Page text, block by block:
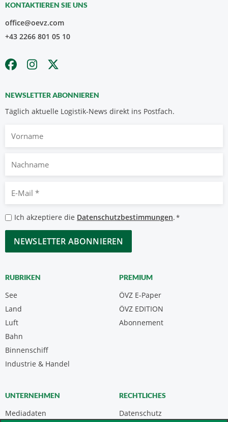
KONTAKTIEREN SIE UNS
office@oevz.com
+43 2266 801 05 10
NEWSLETTER ABONNIEREN
Täglich aktuelle Logistik-News direkt ins Postfach.
Vorname
Nachname
Mail
*
Datenschutzbestimmungen
*
Ich akzeptiere die Datenschutzbestimmungen.*
CAPTCHA
RUBRIKEN
See
Land
Luft
Bahn
Binnenschiff
Industrie & Handel
PREMIUM
ÖVZ E-Paper
Abonnement
ÖVZ EDITION
UNTERNEHMEN
Mediadaten
RECHTLICHES
Datenschutz